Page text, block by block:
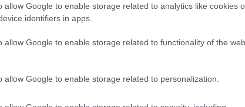
allow Google to enable storage related to analytics like cookies
identifiers in apps.
allow Google to enable storage related to functionality of the
allow Google to enable storage related to personalization.
BUY NOW
ΤΑ ΝΕΑ ΜΟΝΤΕΛΑ ΤΗΣ BMW